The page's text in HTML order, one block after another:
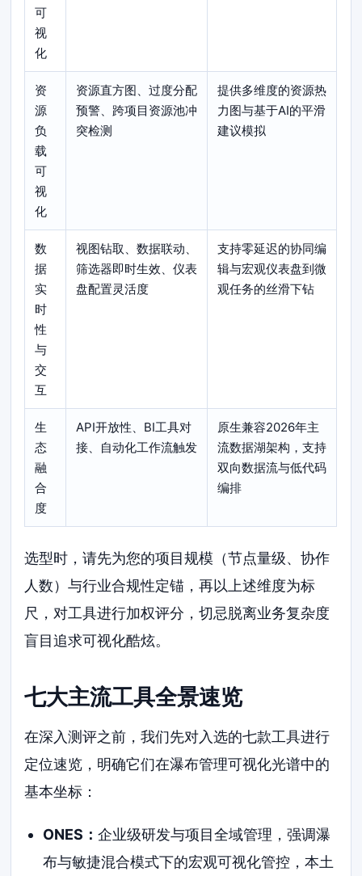
可
视
化
资
源
负
载
可
视
化
资源直方图、过度分配
预警、跨项目资源池冲
突检测
提供多维度的资源热
力图与基于AI的平滑
建议模拟
数
据
实
时
性
与
交
互
视图钻取、数据联动、
筛选器即时生效、仪表
盘配置灵活度
支持零延迟的协同编
辑与宏观仪表盘到微
观任务的丝滑下钻
生
态
融
合
度
API开放性、BI工具对
接、自动化工作流触发
原生兼容2026年主
流数据湖架构，支持
双向数据流与低代码
编排
选型时，请先为您的项目规模（节点量级、协作
人数）与行业合规性定锚，再以上述维度为标
尺，对工具进行加权评分，切忌脱离业务复杂度
盲目追求可视化酷炫。
七大主流工具全景速览
在深入测评之前，我们先对入选的七款工具进行
定位速览，明确它们在瀑布管理可视化光谱中的
基本坐标：
ONES： 企业级研发与项目全域管理，强调瀑
布与敏捷混合模式下的宏观可视化管控，本土